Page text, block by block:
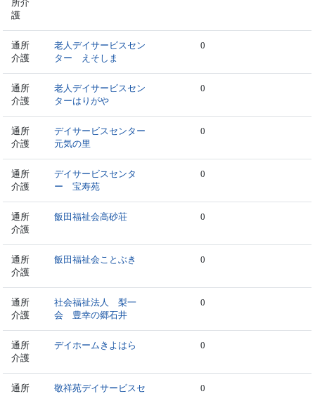
所介
護
通所
介護
老人デイサービスセン
ター えそしま
0
通所
介護
老人デイサービスセン
ターはりがや
0
通所
介護
デイサービスセンター
元気の里
0
通所
介護
デイサービスセンタ
ー 宝寿苑
0
通所
介護
飯田福祉会高砂荘 0
通所
介護
飯田福祉会ことぶき 0
通所
介護
社会福祉法人 梨一
会 豊幸の郷石井
0
通所
介護
デイホームきよはら 0
通所
敬祥苑デイサービスセ
0